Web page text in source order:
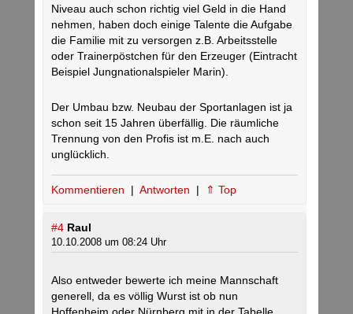
Niveau auch schon richtig viel Geld in die Hand
nehmen, haben doch einige Talente die Aufgabe
die Familie mit zu versorgen z.B. Arbeitsstelle
oder Trainerpöstchen für den Erzeuger (Eintracht
Beispiel Jungnationalspieler Marin).
Der Umbau bzw. Neubau der Sportanlagen ist ja
schon seit 15 Jahren überfällig. Die räumliche
Trennung von den Profis ist m.E. nach auch
unglücklich.
Kommentieren | Antworten | ⇑ Top
#4 Raul
10.10.2008 um 08:24 Uhr
Also entweder bewerte ich meine Mannschaft
generell, da es völlig Wurst ist ob nun